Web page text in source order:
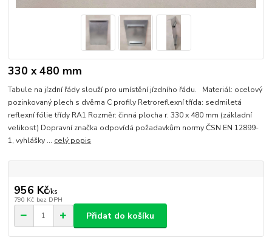
330 x 480 mm
Tabule na jízdní řády slouží pro umístění jízdního řádu. Materiál: ocelový
pozinkovaný plech s dvěma C profily Retroreflexní třída: sedmiletá
reflexní fólie třídy RA1 Rozměr: činná plocha r. 330 x 480 mm (základní
velikost) Dopravní značka odpovídá požadavkům normy ČSN EN 12899-
1, vyhlášky ... celý popis
956 Kč/ks
790 Kč bez DPH
Přidat do košíku